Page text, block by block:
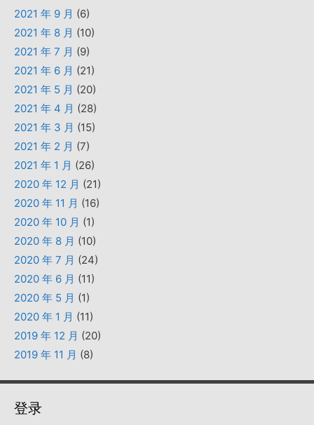
2021 年 9 月 (6)
2021 年 8 月 (10)
2021 年 7 月 (9)
2021 年 6 月 (21)
2021 年 5 月 (20)
2021 年 4 月 (28)
2021 年 3 月 (15)
2021 年 2 月 (7)
2021 年 1 月 (26)
2020 年 12 月 (21)
2020 年 11 月 (16)
2020 年 10 月 (1)
2020 年 8 月 (10)
2020 年 7 月 (24)
2020 年 6 月 (11)
2020 年 5 月 (1)
2020 年 1 月 (11)
2019 年 12 月 (20)
2019 年 11 月 (8)
登录